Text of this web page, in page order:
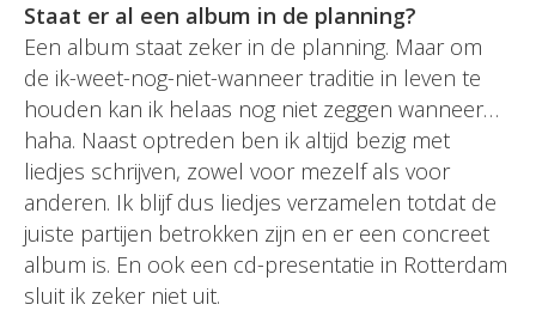
Staat er al een album in de planning?
Een album staat zeker in de planning. Maar om
de ik-weet-nog-niet-wanneer traditie in leven te
houden kan ik helaas nog niet zeggen wanneer…
haha. Naast optreden ben ik altijd bezig met
liedjes schrijven, zowel voor mezelf als voor
anderen. Ik blijf dus liedjes verzamelen totdat de
juiste partijen betrokken zijn en er een concreet
album is. En ook een cd-presentatie in Rotterdam
sluit ik zeker niet uit.